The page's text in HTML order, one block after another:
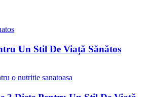
Un Stil De Viață Sănătos